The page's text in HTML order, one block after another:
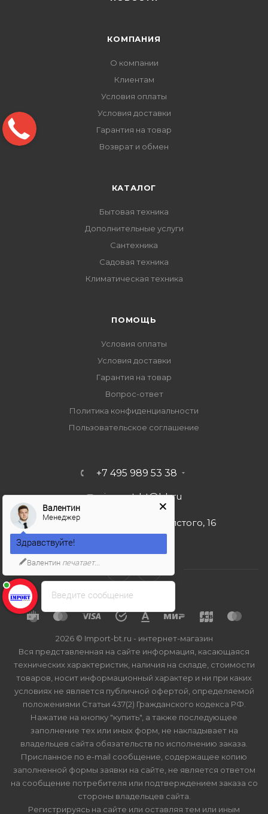
КОМПАНИЯ
О компании
Клиентам
Условия оплаты
Условия доставки
Гарантия на товар
Возврат и обмен
КАТАЛОГ
Бытовая техника
Дополнительные услуги
Сантехника
Садовая техника
Климатическая техника
ПОМОЩЬ
Условия оплаты
Условия доставки
Гарантия на товар
Вопрос-ответ
Политика конфиденциальности
Пользовательское соглашение
+7 495 989 53 38
import-bt@bk.ru
г. Москва, ул. Льва Толстого, 16
2026 © Import-bt.ru - интернет-магазин
Вся представленная на сайте информация, касающаяся
технических характеристик, наличия на складе, стоимости
товаров, носит информационный характер и ни при каких
условиях не является публичной офертой, определяемой
положениями Статьи 437(2) Гражданского кодекса РФ.
Нажатие на кнопку "купить", а также последующее
заполнение тех или иных форм, не накладывает на
владельцев сайта обязательств по исполнению заказа.
Присланное по e-mail сообщение, содержащее копию
заполненной формы заявки на сайте, не является ответом
на сообщение потребителя или подтверждением заказа со
стороны владельцев сайта.
Регистрируясь на сайте или оставляя тем или иным
Введите сообщение
Валентин
Менеджер
Здравствуйте!
Валентин печатает...